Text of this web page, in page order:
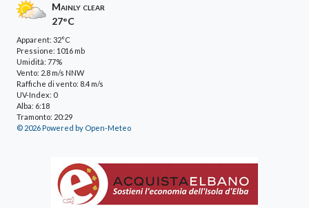
Mainly clear
27°C
Apparent: 32°C
Pressione: 1016 mb
Umidità: 77%
Vento: 2.8 m/s NNW
Raffiche di vento: 8.4 m/s
UV-Index: 0
Alba: 6:18
Tramonto: 20:29
© 2026 Powered by Open-Meteo